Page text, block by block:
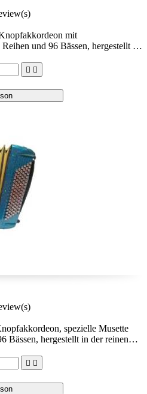
mit
und 96 Bässen, hergestellt in
A Mano-Musik,
 
spezielle Musette
Bässen, hergestellt in der reinen
professionelle A Mano-
Spieler, die den Musette-
suchen.
 